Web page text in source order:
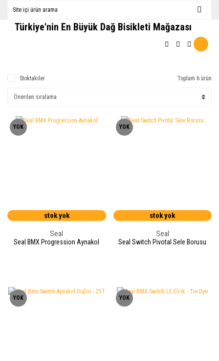
Türkiye'nin En Büyük Dağ Bisikleti Mağazası
Stoktakiler Toplam 6 ürün
YOK
stok yok
Seal
Seal BMX Progression Aynakol
YOK
stok yok
Seal
Seal Switch Pivotal Sele Borusu
YOK YOK